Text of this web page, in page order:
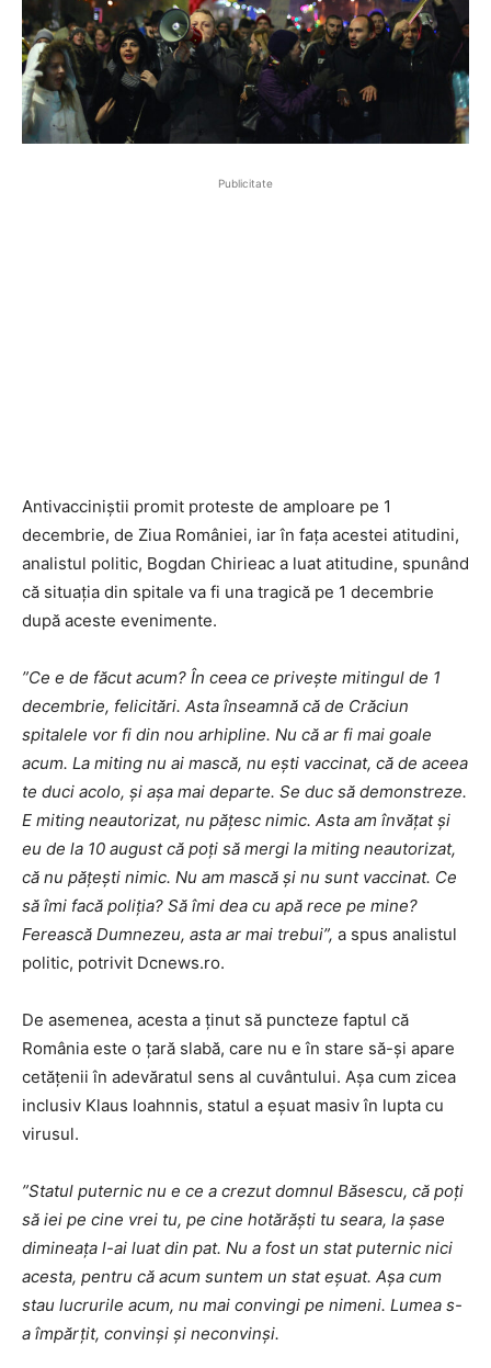
Publicitate
Antivacciniștii promit proteste de amploare pe 1
decembrie, de Ziua României, iar în fața acestei atitudini,
analistul politic, Bogdan Chirieac a luat atitudine, spunând
că situația din spitale va fi una tragică pe 1 decembrie
după aceste evenimente.
”Ce e de făcut acum? În ceea ce privește mitingul de 1
decembrie, felicitări. Asta înseamnă că de Crăciun
spitalele vor fi din nou arhipline. Nu că ar fi mai goale
acum. La miting nu ai mască, nu ești vaccinat, că de aceea
te duci acolo, și așa mai departe. Se duc să demonstreze.
E miting neautorizat, nu pățesc nimic. Asta am învățat și
eu de la 10 august că poți să mergi la miting neautorizat,
că nu pățești nimic. Nu am mască și nu sunt vaccinat. Ce
să îmi facă poliția? Să îmi dea cu apă rece pe mine?
Ferească Dumnezeu, asta ar mai trebui”, a spus analistul
politic, potrivit Dcnews.ro.
De asemenea, acesta a ținut să puncteze faptul că
România este o țară slabă, care nu e în stare să-și apare
cetățenii în adevăratul sens al cuvântului. Așa cum zicea
inclusiv Klaus Ioahnnis, statul a eșuat masiv în lupta cu
virusul.
”Statul puternic nu e ce a crezut domnul Băsescu, că poți
să iei pe cine vrei tu, pe cine hotărăști tu seara, la șase
dimineața l-ai luat din pat. Nu a fost un stat puternic nici
acesta, pentru că acum suntem un stat eșuat. Așa cum
stau lucrurile acum, nu mai convingi pe nimeni. Lumea s-
a împărțit, convinși și neconvinși.